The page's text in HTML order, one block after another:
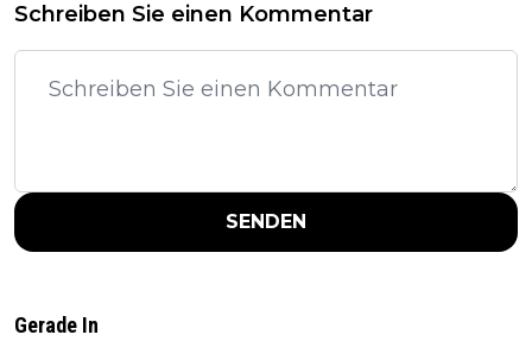
Schreiben Sie einen Kommentar
SENDEN
Gerade In